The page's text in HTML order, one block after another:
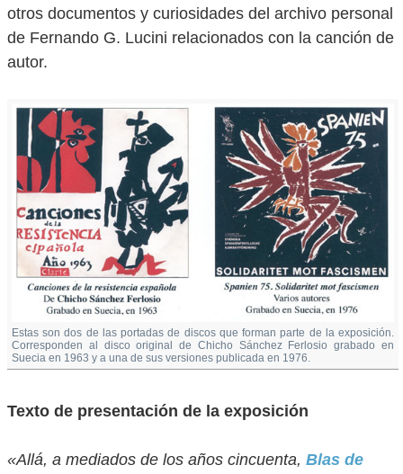
otros documentos y curiosidades del archivo personal
de Fernando G. Lucini relacionados con la canción de
autor.
Estas son dos de las portadas de discos que forman parte de la exposición.
Corresponden al disco original de Chicho Sánchez Ferlosio grabado en
Suecia en 1963 y a una de sus versiones publicada en 1976.
Texto de presentación de la exposición
«Allá, a mediados de los años cincuenta, Blas de